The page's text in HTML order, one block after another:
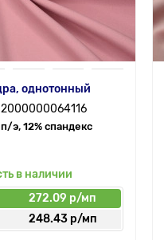
однотонный
2000000064116
э, 12% спандекс
в наличии
272.09 р/мп
248.43 р/мп